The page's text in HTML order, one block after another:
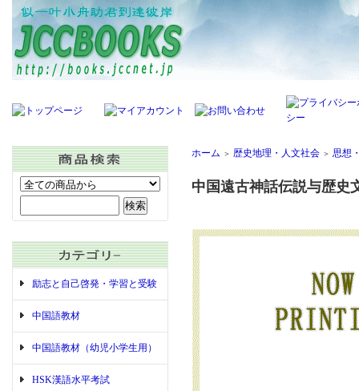
励志と自己啓発・学習と受験
中国語教材
中国語教材（幼児小学生用）
HSK漢語水平考試
ホーム ＞ 歴史地理・人文社会 ＞ 思想
中国遠古神話伝説与歴史